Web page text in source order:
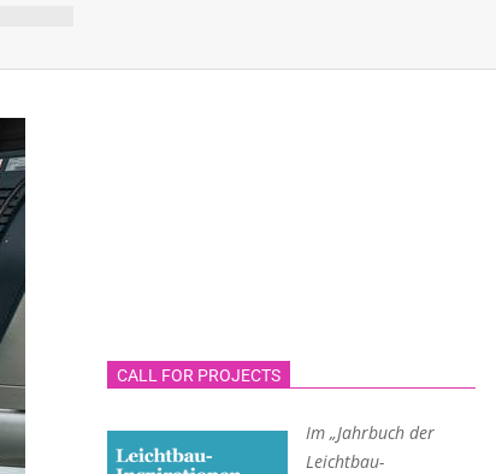
CALL FOR PROJECTS
Im „Jahrbuch der
Leichtbau-